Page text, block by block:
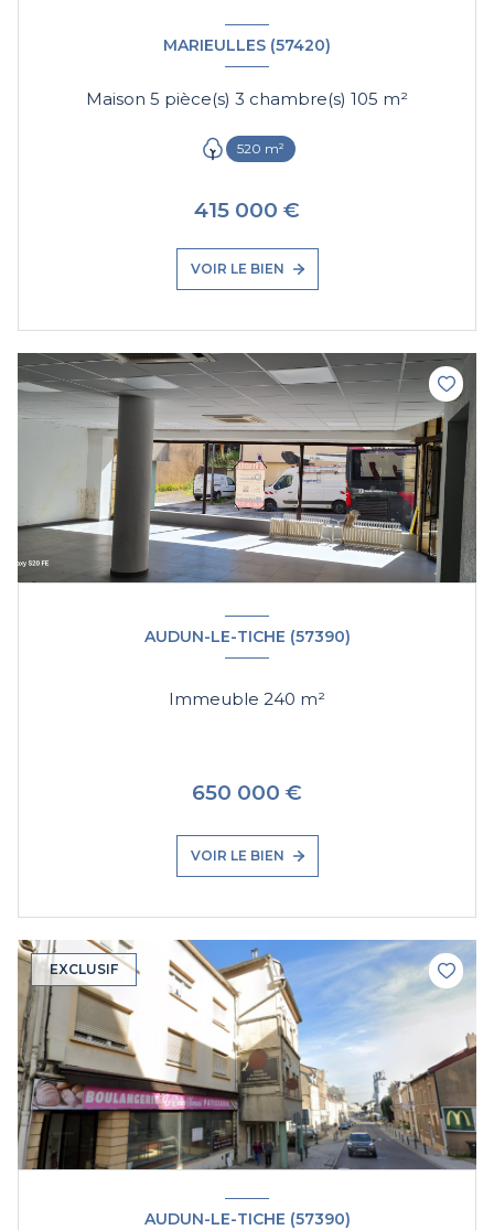
MARIEULLES (57420)
Maison 5 pièce(s) 3 chambre(s) 105 m²
520 m²
415 000 €
VOIR LE BIEN
AUDUN-LE-TICHE (57390)
Immeuble 240 m²
650 000 €
VOIR LE BIEN
EXCLUSIF
AUDUN-LE-TICHE (57390)